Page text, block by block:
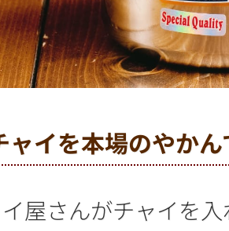
イを本場のやかん
屋さんがチャイを